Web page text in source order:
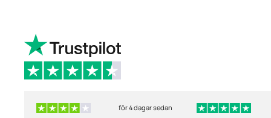
för 4 dagar sedan